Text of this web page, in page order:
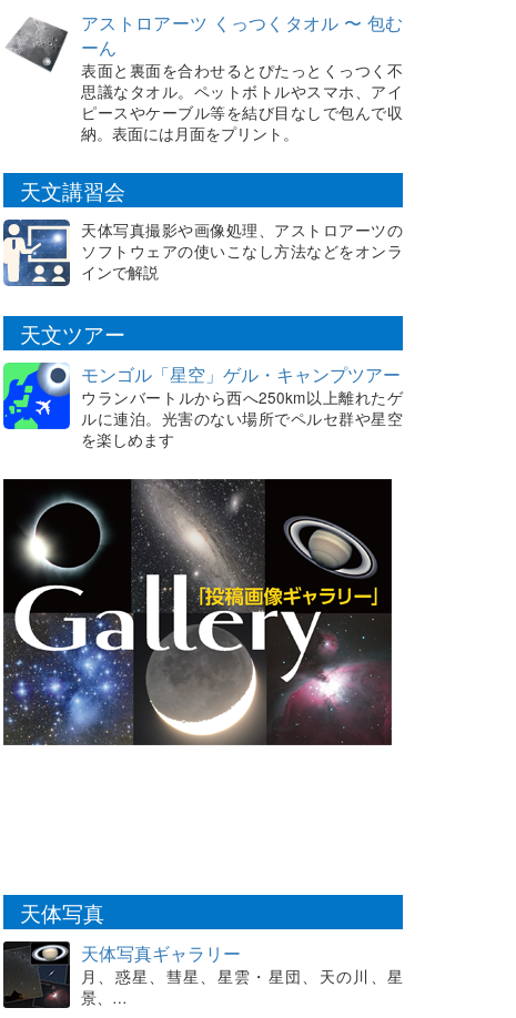
アストロアーツ くっつくタオル 〜 包む
ーん
表面と裏面を合わせるとぴたっとくっつく不
思議なタオル。ペットボトルやスマホ、アイ
ピースやケーブル等を結び目なしで包んで収
納。表面には月面をプリント。
天文講習会
天体写真撮影や画像処理、アストロアーツの
ソフトウェアの使いこなし方法などをオンラ
インで解説
天文ツアー
モンゴル「星空」ゲル・キャンプツアー
ウランバートルから西へ250km以上離れたゲ
ルに連泊。光害のない場所でペルセ群や星空
を楽しめます
天体写真
天体写真ギャラリー
月、惑星、彗星、星雲・星団、天の川、星
景、…